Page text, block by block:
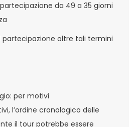
da 49 a 35 giorni
partecipazione oltre tali termini
per motivi
l’ordine cronologico delle
il tour potrebbe essere